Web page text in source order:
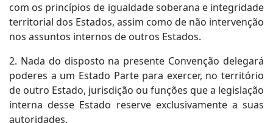
com os princípios de igualdade soberana e integridade
territorial dos Estados, assim como de não intervenção
nos assuntos internos de outros Estados.
2. Nada do disposto na presente Convenção delegará
poderes a um Estado Parte para exercer, no território
de outro Estado, jurisdição ou funções que a legislação
interna desse Estado reserve exclusivamente a suas
autoridades.